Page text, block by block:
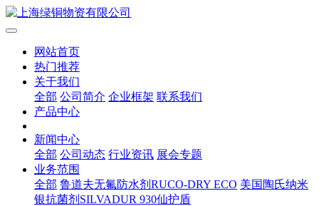
网站首页
热门推荐
关于我们
全部 公司简介 企业框架 联系我们
产品中心
新闻中心
全部 公司动态 行业资讯 展会专题
业务范围
全部 鲁道夫无氟防水剂RUCO-DRY ECO 美国陶氏纳米
银抗菌剂SILVADUR 930仙护盾